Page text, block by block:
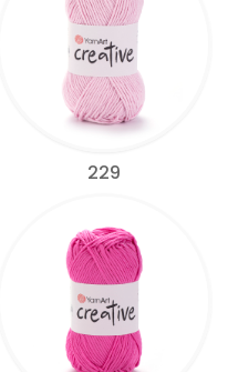
229